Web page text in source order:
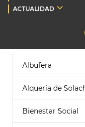
ACTUALIDAD
Albufera
Alquería de
Bienestar Social